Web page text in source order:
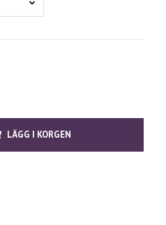
LÄGG I KORGEN